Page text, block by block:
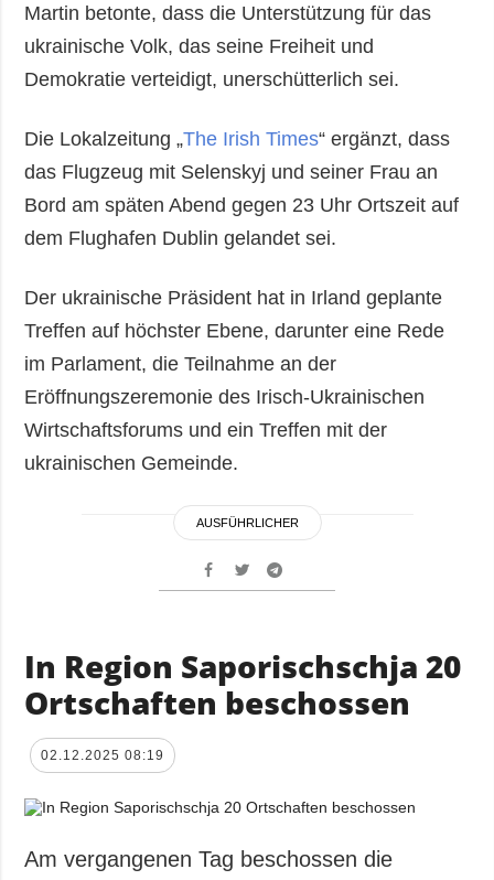
Martin betonte, dass die Unterstützung für das
ukrainische Volk, das seine Freiheit und
Demokratie verteidigt, unerschütterlich sei.
Die Lokalzeitung „The Irish Times“ ergänzt, dass
das Flugzeug mit Selenskyj und seiner Frau an
Bord am späten Abend gegen 23 Uhr Ortszeit auf
dem Flughafen Dublin gelandet sei.
Der ukrainische Präsident hat in Irland geplante
Treffen auf höchster Ebene, darunter eine Rede
im Parlament, die Teilnahme an der
Eröffnungszeremonie des Irisch-Ukrainischen
Wirtschaftsforums und ein Treffen mit der
ukrainischen Gemeinde.
AUSFÜHRLICHER
In Region Saporischschja 20
Ortschaften beschossen
02.12.2025 08:19
Am vergangenen Tag beschossen die